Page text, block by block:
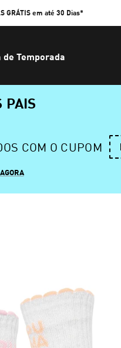
GRÁTIS em até 30 Dias*
de Temporada
PAIS
COM O CUPOM